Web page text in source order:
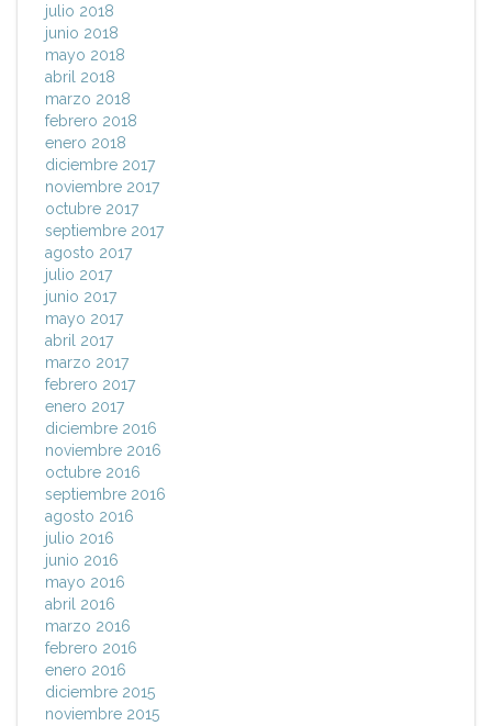
julio 2018
junio 2018
mayo 2018
abril 2018
marzo 2018
febrero 2018
enero 2018
diciembre 2017
noviembre 2017
octubre 2017
septiembre 2017
agosto 2017
julio 2017
junio 2017
mayo 2017
abril 2017
marzo 2017
febrero 2017
enero 2017
diciembre 2016
noviembre 2016
octubre 2016
septiembre 2016
agosto 2016
julio 2016
junio 2016
mayo 2016
abril 2016
marzo 2016
febrero 2016
enero 2016
diciembre 2015
noviembre 2015